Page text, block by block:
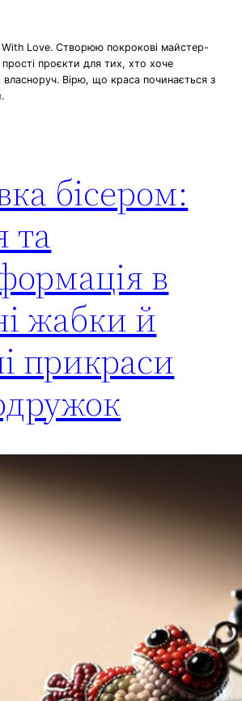
Love. Створюю покрокові майстер-
проєкти для тих, хто хоче
власноруч. Вірю, що краса починається з
бісером:
та
в
жабки й
прикраси